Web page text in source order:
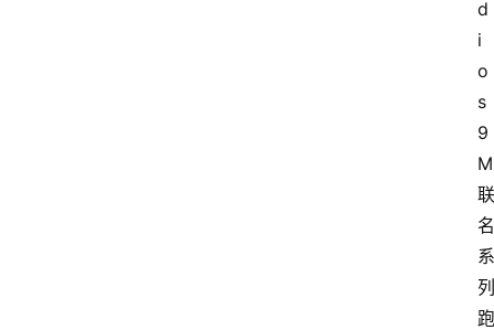
d
i
o
s
9
M
联
名
系
列
跑